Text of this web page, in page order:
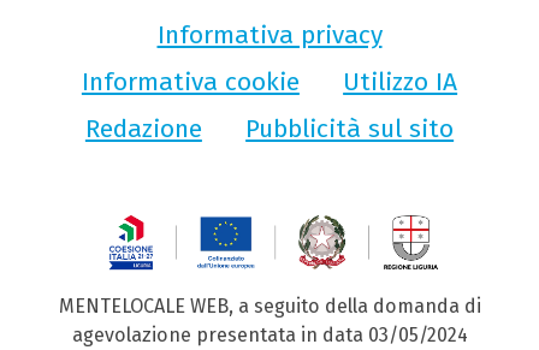
Informativa privacy
Informativa cookie
Utilizzo IA
Redazione
Pubblicità sul sito
MENTELOCALE WEB, a seguito della domanda di
agevolazione presentata in data 03/05/2024